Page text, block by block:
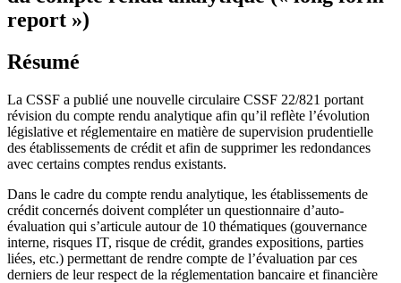
report »)
Résumé
La CSSF a publié une nouvelle circulaire CSSF 22/821 portant
révision du compte rendu analytique afin qu’il reflète l’évolution
législative et réglementaire en matière de supervision prudentielle
des établissements de crédit et afin de supprimer les redondances
avec certains comptes rendus existants.
Dans le cadre du compte rendu analytique, les établissements de
crédit concernés doivent compléter un questionnaire d’auto-
évaluation qui s’articule autour de 10 thématiques (gouvernance
interne, risques IT, risque de crédit, grandes expositions, parties
liées, etc.) permettant de rendre compte de l’évaluation par ces
derniers de leur respect de la réglementation bancaire et financière